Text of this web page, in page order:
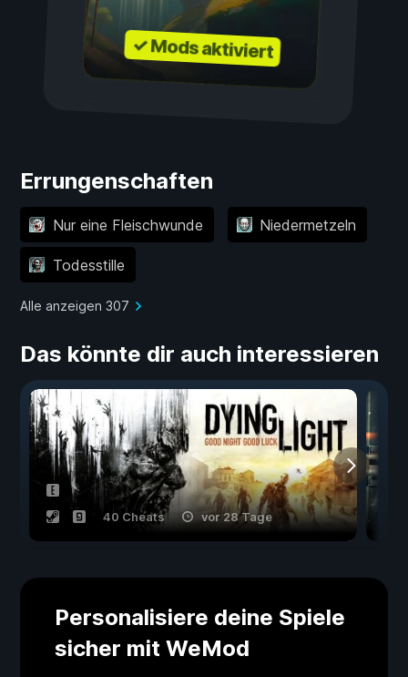
✓ Mods aktiviert
Errungenschaften
Nur eine Fleischwunde Niedermetzeln
Todesstille
Alle anzeigen 307
Das könnte dir auch interessieren
40 Cheats vor 28 Tage
Personalisiere deine Spiele
sicher mit WeMod